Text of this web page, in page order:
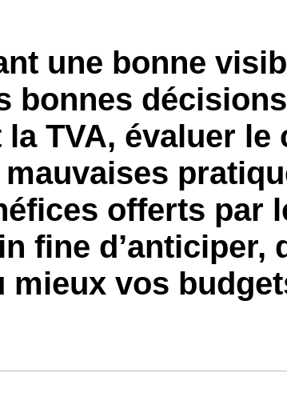
une bonne
bonnes
TVA, évaluer
offerts par
fine d’anticiper,
mieux vos